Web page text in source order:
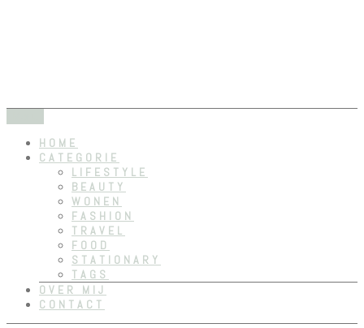
CONTENT
HOME
CATEGORIE
LIFESTYLE
BEAUTY
WONEN
FASHION
TRAVEL
FOOD
STATIONARY
TAGS
OVER MIJ
CONTACT